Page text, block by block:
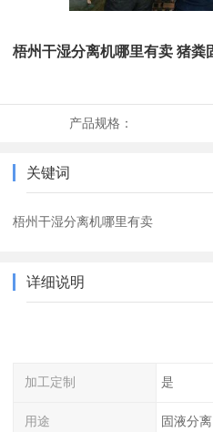
梧州干湿分离机哪里有卖 猪粪
产品规格：
关键词
梧州干湿分离机哪里有卖
详细说明
加工定制 是
用途 固液分离